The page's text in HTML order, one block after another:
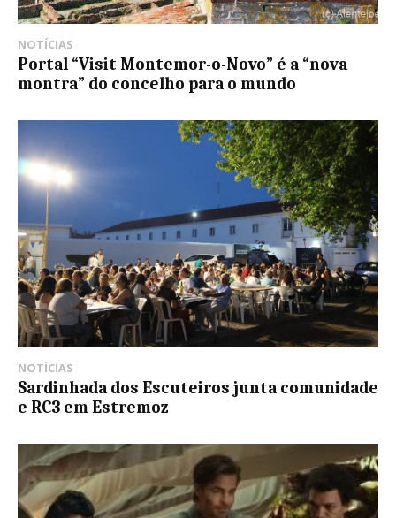
NOTÍCIAS
Portal “Visit Montemor-o-Novo” é a “nova
montra” do concelho para o mundo
NOTÍCIAS
Sardinhada dos Escuteiros junta comunidade
e RC3 em Estremoz